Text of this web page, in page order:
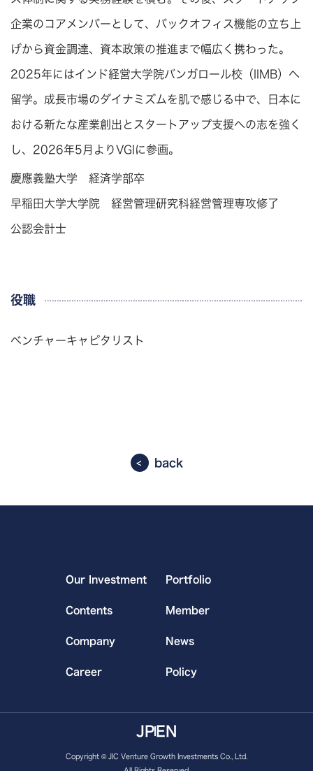
企業のコアメンバーとして、バックオフィス機能の立ち上
げから資金調達、資本政策の推進まで幅広く携わった。
2025年にはインド経営大学院バンガロール校（IIMB）へ
留学。成長市場のダイナミズムを肌で感じる中で、日本に
おける新たな産業創出とスタートアップ支援への志を強く
し、2026年5月よりVGIに参画。
慶應義塾大学 経済学部卒
早稲田大学大学院 経営管理研究科経営管理専攻修了
公認会計士
役職
ベンチャーキャピタリスト
back
Our Investment Portfolio
Contents Member
Company News
Career Policy
JP EN
Copyright © JIC Venture Growth Investments Co., Ltd.